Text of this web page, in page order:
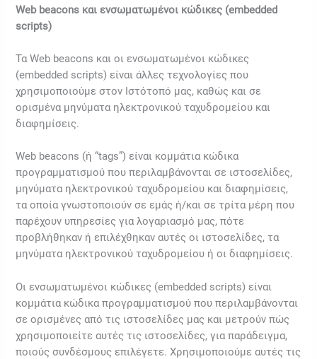
Web beacons και ενσωματωμένοι κώδικες (embedded
scripts)
Τα Web beacons και οι ενσωματωμένοι κώδικες
(embedded scripts) είναι άλλες τεχνολογίες που
χρησιμοποιούμε στον Ιστότοπό μας, καθώς και σε
ορισμένα μηνύματα ηλεκτρονικού ταχυδρομείου και
διαφημίσεις.
Web beacons (ή “tags”) είναι κομμάτια κώδικα
προγραμματισμού που περιλαμβάνονται σε ιστοσελίδες,
μηνύματα ηλεκτρονικού ταχυδρομείου και διαφημίσεις,
τα οποία γνωστοποιούν σε εμάς ή/και σε τρίτα μέρη που
παρέχουν υπηρεσίες για λογαριασμό μας, πότε
προβλήθηκαν ή επιλέχθηκαν αυτές οι ιστοσελίδες, τα
μηνύματα ηλεκτρονικού ταχυδρομείου ή οι διαφημίσεις.
Οι ενσωματωμένοι κώδικες (embedded scripts) είναι
κομμάτια κώδικα προγραμματισμού που περιλαμβάνονται
σε ορισμένες από τις ιστοσελίδες μας και μετρούν πώς
χρησιμοποιείτε αυτές τις ιστοσελίδες, για παράδειγμα,
ποιούς συνδέσμους επιλέγετε. Χρησιμοποιούμε αυτές τις